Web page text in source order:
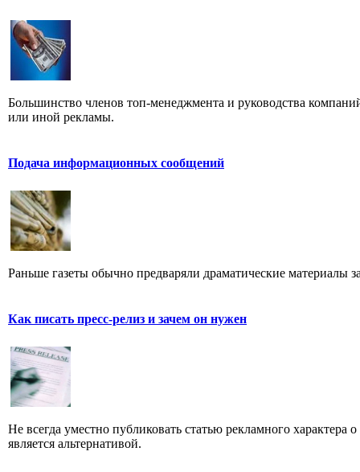
Большинство членов топ-менеджмента и руководства
или иной рекламы.
Подача информационных сообщений
Раньше газеты обычно предваряли драматические материалы
Как писать пресс-релиз и зачем он нужен
Не всегда уместно публиковать статью рекламного
является альтернативой.